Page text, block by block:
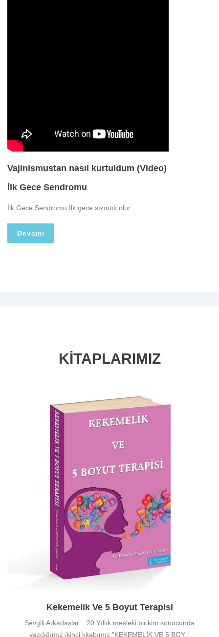
Vajinismustan nasıl kurtuldum (Video)
İlk Gece Sendromu
İlk Gece Sendromu İlk gece sıkıntılı olur ...
Devamı
KİTAPLARIMIZ
Kekemelik Ve 5 Boyut Terapisi
Sevgili Arkadaşlar... 20 Yıllık mesleki birikim sonucunda
yazdığımız ikinci kitabımız "KEKEMELİK VE 5 BOY...